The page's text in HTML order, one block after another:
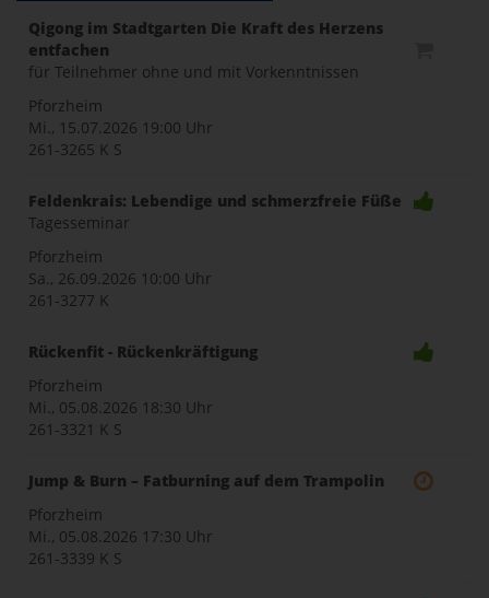
Qigong im Stadtgarten Die Kraft des Herzens
entfachen
für Teilnehmer ohne und mit Vorkenntnissen
Pforzheim
Mi., 15.07.2026 19:00 Uhr
261-3265 K S
Feldenkrais: Lebendige und schmerzfreie Füße
Tagesseminar
Pforzheim
Sa., 26.09.2026 10:00 Uhr
261-3277 K
Rückenfit - Rückenkräftigung
Pforzheim
Mi., 05.08.2026 18:30 Uhr
261-3321 K S
Jump & Burn – Fatburning auf dem Trampolin
Pforzheim
Mi., 05.08.2026 17:30 Uhr
261-3339 K S